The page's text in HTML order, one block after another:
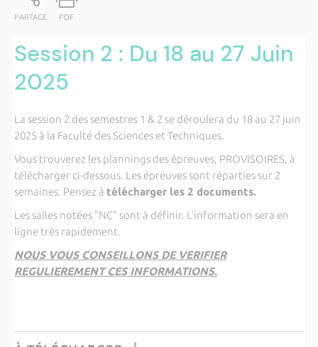
PARTAGE PDF
Session 2 : Du 18 au 27 Juin
2025
La session 2 des semestres 1 & 2 se déroulera du 18 au 27 juin
2025 à la Faculté des Sciences et Techniques.
Vous trouverez les plannings des épreuves, PROVISOIRES, à
télécharger ci-dessous. Les épreuves sont réparties sur 2
semaines. Pensez à télécharger les 2 documents.
Les salles notées "NC" sont à définir. L'information sera en
ligne très rapidement.
NOUS VOUS CONSEILLONS DE VERIFIER
REGULIEREMENT CES INFORMATIONS.